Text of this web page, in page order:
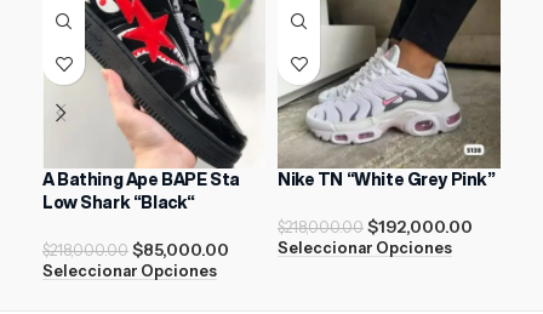
A Bathing Ape BAPE Sta
Low Shark “Black“
$218,000.00 $85,000.00
Seleccionar Opciones
Nike TN “White Grey Pink”
$218,000.00 $192,000.00
Seleccionar Opciones